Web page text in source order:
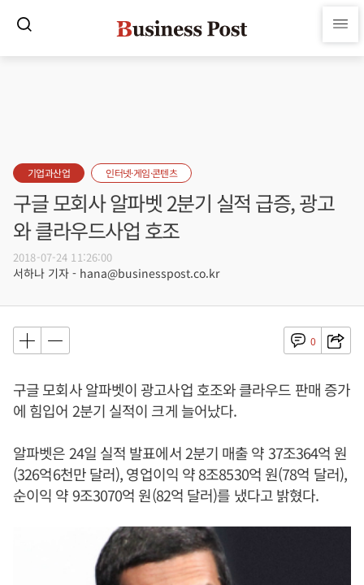
기업과산업 인터넷·게임·콘텐츠
구글 모회사 알파벳 2분기 실적 급증, 광고
와 클라우드사업 호조
2018-07-24 11:26:00
서하나 기자 - hana@businesspost.co.kr
0
구글 모회사 알파벳이 광고사업 호조와 클라우드 판매 증가
에 힘입어 2분기 실적이 크게 늘어났다.
알파벳은 24일 실적 발표에서 2분기 매출 약 37조364억 원
(326억6천만 달러), 영업이익 약 8조8530억 원(78억 달러),
순이익 약 9조3070억 원(82억 달러)를 냈다고 밝혔다.